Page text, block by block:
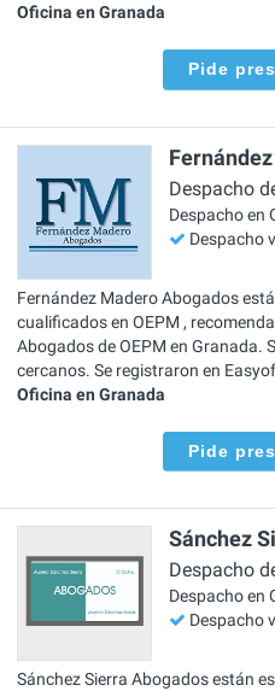
Oficina en Granada
Pide
Despacho
Despacho en
Despacho
Fernández Madero Abogados
cualificados en OEPM ,
Abogados de OEPM en Granada.
cercanos. Se registraron en
Oficina en Granada
Pide
Sánchez
Despacho
Despacho en
Despacho
Sánchez Sierra Abogados están